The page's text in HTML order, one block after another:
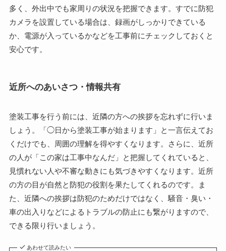
多く、外出中でも家周りの状況を把握できます。すでに防犯
カメラを設置している場合は、録画がしっかりできている
か、電源が入っているかなどを工事前にチェックしておくと
安心です。
近所へのあいさつ・情報共有
塗装工事を行う前には、近隣の方への挨拶を忘れずに行いま
しょう。「◯日から塗装工事が始まります」と一言伝えてお
くだけでも、周囲の理解を得やすくなります。さらに、近所
の人が「この家は工事中なんだ」と把握してくれていると、
見慣れない人や不審な動きにも気づきやすくなります。近所
の方の目が自然と防犯の役割を果たしてくれるのです。ま
た、近隣への挨拶は防犯のためだけではなく、騒音・臭い・
車の出入りなどによるトラブルの防止にも繋がりますので、
できる限り行いましょう。
あわせて読みたい